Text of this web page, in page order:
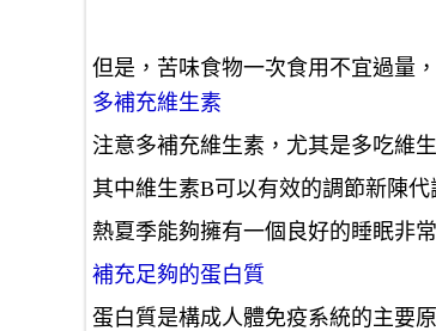
但是，苦味食物一次食用不宜過量
多補充維生素
注意多補充維生素，尤其是多吃維
其中維生素B可以有效的調節新陳
熱夏季能夠擁有一個良好的睡眠非
補充足夠的蛋白質
蛋白質是構成人體免疫系統的主要